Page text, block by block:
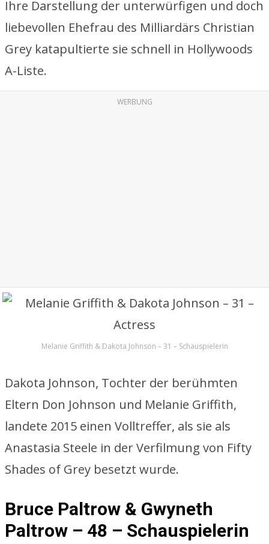
Ihre Darstellung der unterwürfigen und doch
liebevollen Ehefrau des Milliardärs Christian
Grey katapultierte sie schnell in Hollywoods
A-Liste.
WERBUNG
Melanie Griffith & Dakota Johnson – 31 – Schauspielerin
Dakota Johnson, Tochter der berühmten
Eltern Don Johnson und Melanie Griffith,
landete 2015 einen Volltreffer, als sie als
Anastasia Steele in der Verfilmung von Fifty
Shades of Grey besetzt wurde.
Bruce Paltrow & Gwyneth
Paltrow – 48 – Schauspielerin